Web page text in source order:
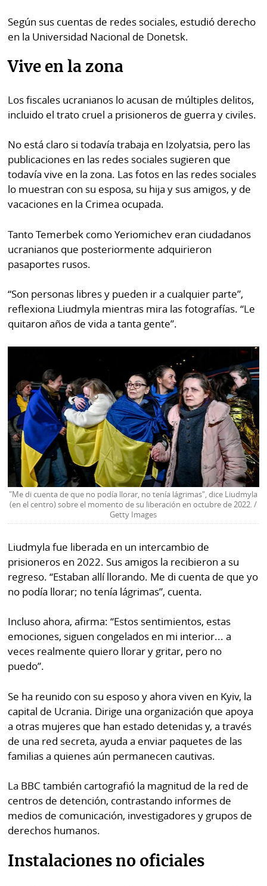
Según sus cuentas de redes sociales, estudió derecho
en la Universidad Nacional de Donetsk.
Vive en la zona
Los fiscales ucranianos lo acusan de múltiples delitos,
incluido el trato cruel a prisioneros de guerra y civiles.
No está claro si todavía trabaja en Izolyatsia, pero las
publicaciones en las redes sociales sugieren que
todavía vive en la zona. Las fotos en las redes sociales
lo muestran con su esposa, su hija y sus amigos, y de
vacaciones en la Crimea ocupada.
Tanto Temerbek como Yeriomichev eran ciudadanos
ucranianos que posteriormente adquirieron
pasaportes rusos.
“Son personas libres y pueden ir a cualquier parte”,
reflexiona Liudmyla mientras mira las fotografías. “Le
quitaron años de vida a tanta gente”.
"Me di cuenta de que no podía llorar, no tenía lágrimas", dice Liudmyla
(en el centro) sobre el momento de su liberación en octubre de 2022. /
Getty Images
Liudmyla fue liberada en un intercambio de
prisioneros en 2022. Sus amigos la recibieron a su
regreso. “Estaban allí llorando. Me di cuenta de que yo
no podía llorar; no tenía lágrimas”, cuenta.
Incluso ahora, afirma: “Estos sentimientos, estas
emociones, siguen congelados en mi interior... a
veces realmente quiero llorar y gritar, pero no
puedo”.
Se ha reunido con su esposo y ahora viven en Kyiv, la
capital de Ucrania. Dirige una organización que apoya
a otras mujeres que han estado detenidas y, a través
de una red secreta, ayuda a enviar paquetes de las
familias a quienes aún permanecen cautivas.
La BBC también cartografió la magnitud de la red de
centros de detención, contrastando informes de
medios de comunicación, investigadores y grupos de
derechos humanos.
Instalaciones no oficiales